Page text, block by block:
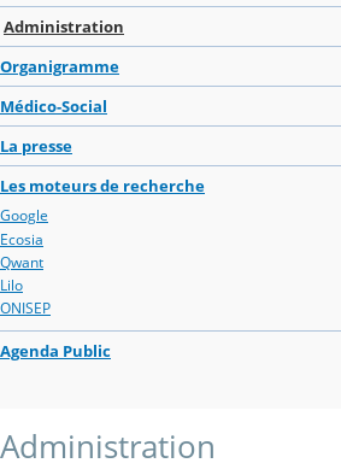
Administration
Organigramme
Médico-Social
La presse
Les moteurs de recherche
Google
Ecosia
Qwant
Lilo
ONISEP
Agenda Public
Administration